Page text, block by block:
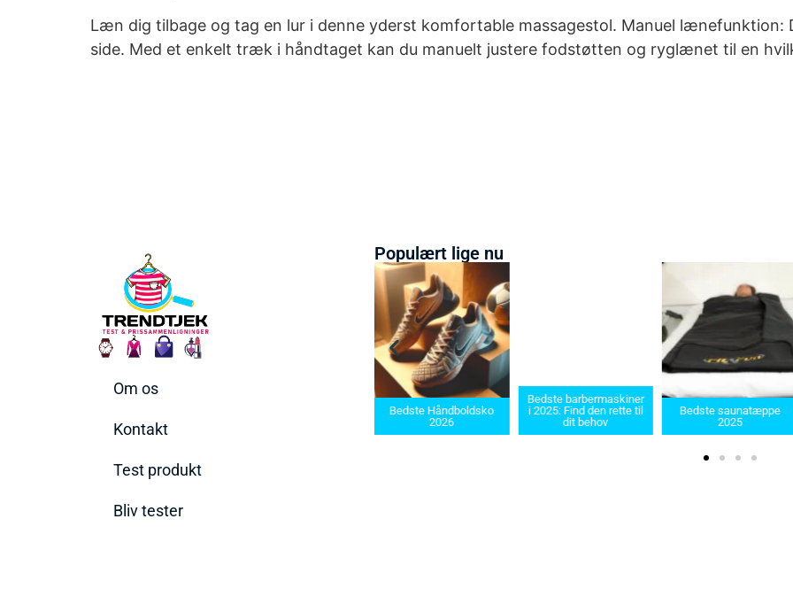
Læn dig tilbage og tag en lur i denne yderst komfortable massagestol. Manuel
side. Med et enkelt træk i håndtaget kan du manuelt justere fodstøtten og ryglænet til en
Om os
Kontakt
Test produkt
Bliv tester
Populært lige nu
2025
Bedste Håndboldsko
2026
Bedste barbermaskiner
i 2025: Find den rette til
dit behov
Bedste saunatæppe
2025